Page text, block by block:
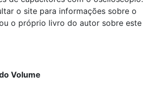
o site para informações sobre o
o próprio livro do autor sobre este
Volume